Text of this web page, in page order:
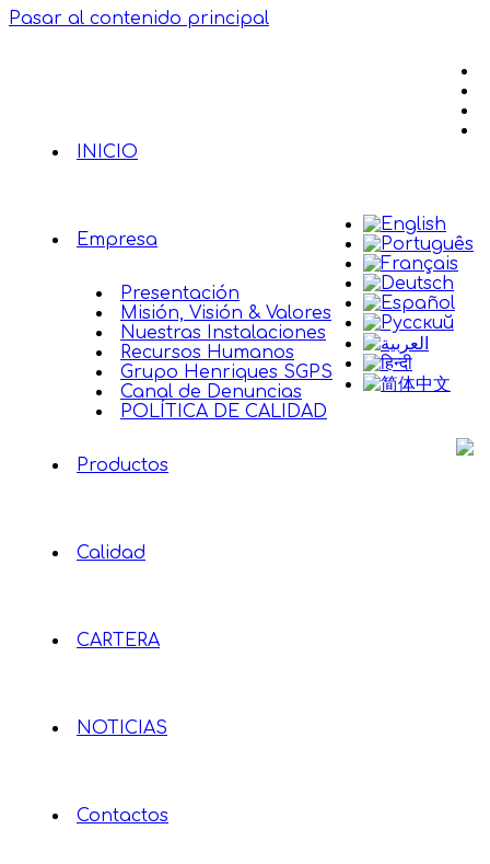
Pasar al contenido principal
INICIO
Empresa
Presentación
Misión, Visión & Valores
Nuestras Instalaciones
Recursos Humanos
Grupo Henriques SGPS
Canal de Denuncias
POLÍTICA DE CALIDAD
Productos
Calidad
CARTERA
NOTICIAS
Contactos